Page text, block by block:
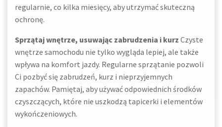
regularnie, co kilka miesięcy, aby utrzymać skuteczną
ochronę.
Sprzątaj wnętrze, usuwając zabrudzenia i kurz Czyste
wnętrze samochodu nie tylko wygląda lepiej, ale także
wpływa na komfort jazdy. Regularne sprzątanie pozwoli
Ci pozbyć się zabrudzeń, kurz i nieprzyjemnych
zapachów. Pamiętaj, aby używać odpowiednich środków
czyszczących, które nie uszkodzą tapicerki i elementów
wykończeniowych.